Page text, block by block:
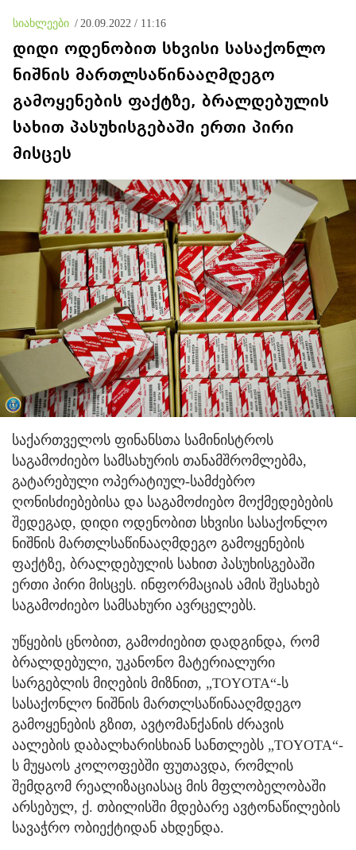
სიახლეები / 20.09.2022 / 11:16
დიდი ოდენობით სხვისი სასაქონლო
ნიშნის მართლსაწინააღმდეგო
გამოყენების ფაქტზე, ბრალდებულის
სახით პასუხისგებაში ერთი პირი
მისცეს
საქართველოს ფინანსთა სამინისტროს
საგამოძიებო სამსახურის თანამშრომლებმა,
გატარებული ოპერატიულ-სამძებრო
ღონისძიებებისა და საგამოძიებო მოქმედებების
შედეგად, დიდი ოდენობით სხვისი სასაქონლო
ნიშნის მართლსაწინააღმდეგო გამოყენების
ფაქტზე, ბრალდებულის სახით პასუხისგებაში
ერთი პირი მისცეს. ინფორმაციას ამის შესახებ
საგამოძიებო სამსახური ავრცელებს.
უწყების ცნობით, გამოძიებით დადგინდა, რომ
ბრალდებული, უკანონო მატერიალური
სარგებლის მიღების მიზნით, „TOYOTA“-ს
სასაქონლო ნიშნის მართლსაწინააღმდეგო
გამოყენების გზით, ავტომანქანის ძრავის
აალების დაბალხარისხიან სანთლებს „TOYOTA“-
ს მუყაოს კოლოფებში ფუთავდა, რომლის
შემდგომ რეალიზაციასაც მის მფლობელობაში
არსებულ, ქ. თბილისში მდებარე ავტონაწილების
სავაჭრო ობიექტიდან ახდენდა.